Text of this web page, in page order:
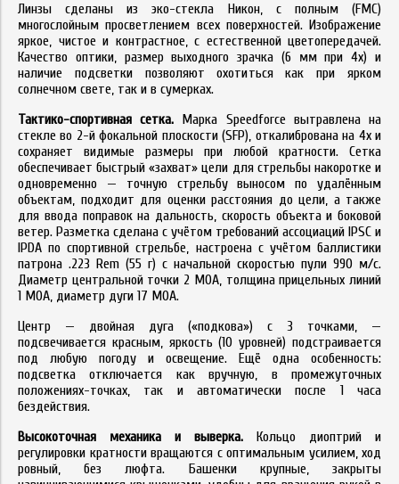
Линзы сделаны из эко-стекла Никон, с полным (FMC)
многослойным просветлением всех поверхностей. Изображение
яркое, чистое и контрастное, с естественной цветопередачей.
Качество оптики, размер выходного зрачка (6 мм при 4x) и
наличие подсветки позволяют охотиться как при ярком
солнечном свете, так и в сумерках.
Тактико-спортивная сетка. Марка Speedforce вытравлена на
стекле во 2-й фокальной плоскости (SFP), откалибрована на 4x и
сохраняет видимые размеры при любой кратности. Сетка
обеспечивает быстрый «захват» цели для стрельбы накоротке и
одновременно — точную стрельбу выносом по удалённым
объектам, подходит для оценки расстояния до цели, а также
для ввода поправок на дальность, скорость объекта и боковой
ветер. Разметка сделана с учётом требований ассоциаций IPSC и
IPDA по спортивной стрельбе, настроена с учётом баллистики
патрона .223 Rem (55 г) с начальной скоростью пули 990 м/с.
Диаметр центральной точки 2 MOA, толщина прицельных линий
1 MOA, диаметр дуги 17 MOA.
Центр — двойная дуга («подкова») с 3 точками, —
подсвечивается красным, яркость (10 уровней) подстраивается
под любую погоду и освещение. Ещё одна особенность:
подсветка отключается как вручную, в промежуточных
положениях-точках, так и автоматически после 1 часа
бездействия.
Высокоточная механика и выверка. Кольцо диоптрий и
регулировки кратности вращаются с оптимальным усилием, ход
ровный, без люфта. Башенки крупные, закрыты